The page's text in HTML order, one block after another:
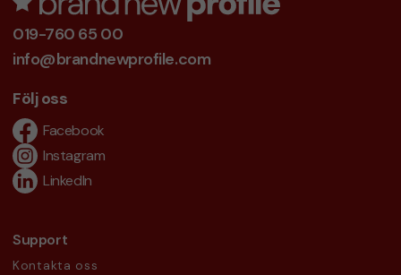
019-760 65 00
info@brandnewprofile.com
Följ oss
Facebook
Instagram
LinkedIn
Support
Kontakta oss